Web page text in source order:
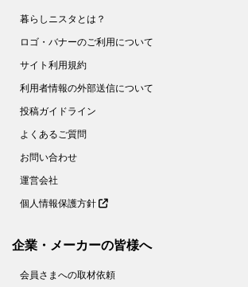
暮らしニスタとは？
ロゴ・バナーのご利用について
サイト利用規約
利用者情報の外部送信について
投稿ガイドライン
よくあるご質問
お問い合わせ
運営会社
個人情報保護方針
企業・メーカーの皆様へ
会員さまへの取材依頼